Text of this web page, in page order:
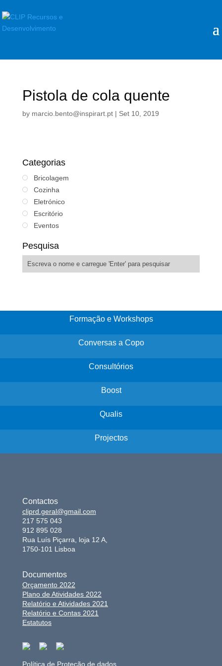
Pistola de cola quente
by marcio.bento@inspirart.pt| Set 10, 2019
Categorias
Bricolagem
Cozinha
Eletrónico
Escritório
Eventos
Pesquisa
Formação e Workshops
Conversas a Copo
Consultórios
Boost
Qualis
Projectos
Contactos
cliprd.geral@gmail.com
217 575 043
912 895 028
Rua Luís Piçarra, loja 12 A,
1750-101 Lisboa
Documentos
Orçamento 2022
Plano de Atividades 2022
Relatório e Atividades 2021
Relatório e Contas 2021
Estatutos
Política de Proteção de dados